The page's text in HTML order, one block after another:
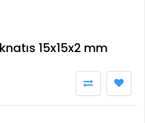
15x15x2 mm